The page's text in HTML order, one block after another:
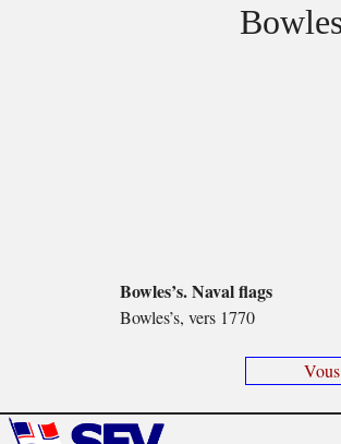
Bowles’s. Naval flags
Bowles’s, vers 1770